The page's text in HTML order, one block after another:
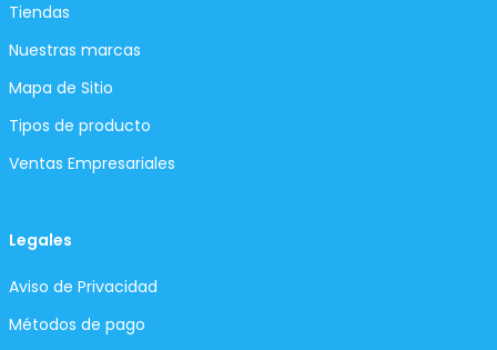
Tiendas
Nuestras marcas
Mapa de Sitio
Tipos de producto
Ventas Empresariales
Legales
Aviso de Privacidad
Métodos de pago